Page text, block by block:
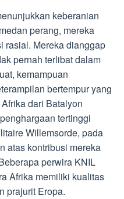
keberanian
perang, mereka
rasial. Mereka dianggap
pernah terlibat dalam
kemampuan
bertempur yang
dari Batalyon
tertinggi
Willemsorde, pada
atas kontribusi mereka
perwira KNIL
Afrika memiliki kualitas
prajurit Eropa.